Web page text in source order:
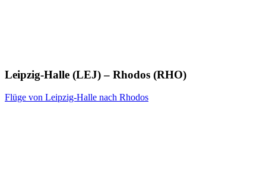
Leipzig-Halle (LEJ) – Rhodos (RHO)
Flüge von Leipzig-Halle nach Rhodos